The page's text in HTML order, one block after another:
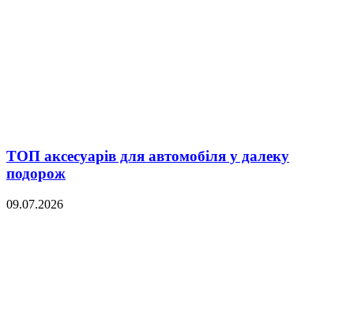
ТОП аксесуарів для автомобіля у далеку
подорож
09.07.2026